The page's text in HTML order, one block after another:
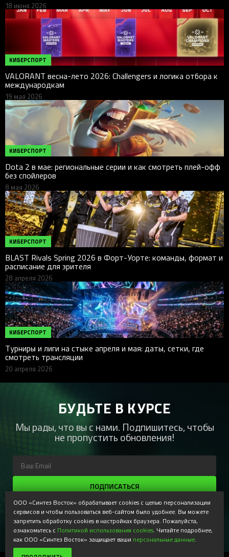
18 июня 2026
КИБЕРСПОРТ
VALORANT весна-лето 2026: Challengers и логика отбора к
международкам
19 мая 2026
КИБЕРСПОРТ
Dota 2 в мае: региональные серии и как смотреть плей-офф
без спойлеров
8 мая 2026
КИБЕРСПОРТ
BLAST Rivals Spring 2026 в Форт-Уорте: команды, формат и
расписание для зрителя
28 апреля 2026
КИБЕРСПОРТ
Турниры и лиги на стыке апреля и мая: даты, сетки, где
смотреть трансляции
20 апреля 2026
БУДЬТЕ В КУРСЕ
Мы рады, что вы с нами. Подпишитесь, чтобы
не пропустить обновления!
ПОДПИСАТЬСЯ
Регистрируясь, Вы соглашаетесь получать наши
информационные рассылки и специальные предложения,
доступные только для подписчиков. Ознакомьтесь с нашей
Политикой конфиденциальности
ООО «Синтез Восток» обрабатывает cookies с целью персонализации
сервисов и чтобы пользоваться веб-сайтом было удобнее. Вы можете
запретить обработку cookies в настройках браузера. Пожалуйста,
ознакомьтесь с Политикой использования cookies . Читайте подробнее,
как ООО «Синтез Восток» защищает ваши персональные данные